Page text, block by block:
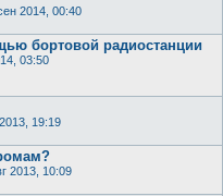
2014, 00:40
бортовой радиостанции
03:50
19:19
2013, 10:09